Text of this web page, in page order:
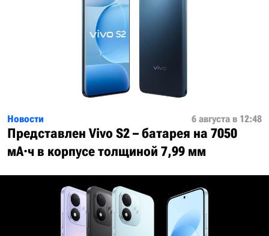
Новости 6 августа в 12:48
Представлен Vivo S2 – батарея на 7050
мА·ч в корпусе толщиной 7,99 мм